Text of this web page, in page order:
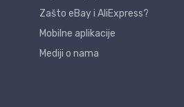
Zašto eBay i AliExpress?
Mobilne aplikacije
Mediji o nama